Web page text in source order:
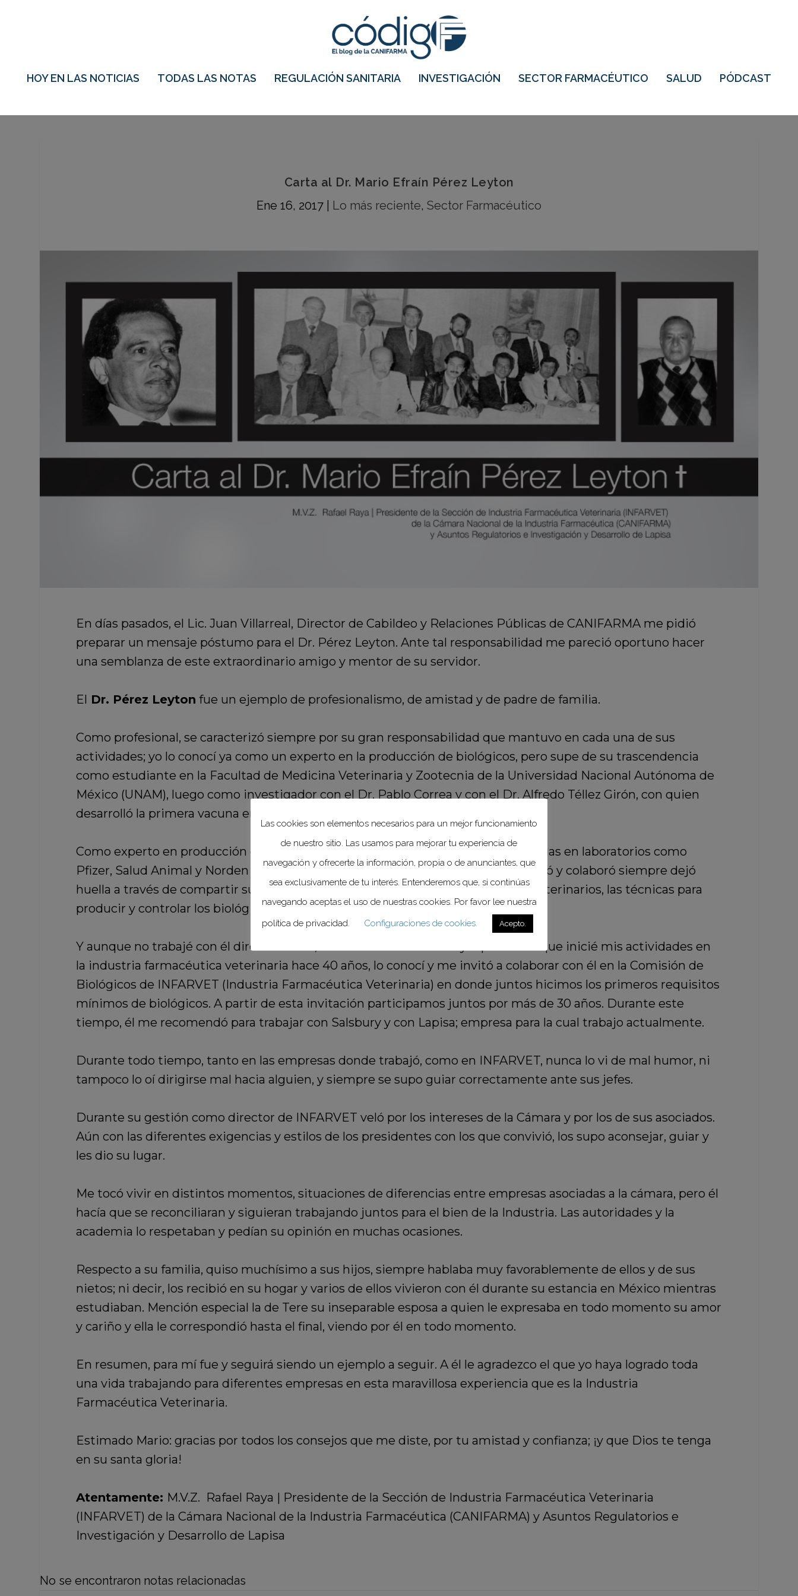
HOY EN LAS NOTICIAS TODAS LAS NOTAS REGULACIÓN SANITARIA INVESTIGACIÓN SECTOR FARMACÉUTICO SALUD PÓDCAST
Carta al Dr. Mario Efraín Pérez Leyton
Ene 16, 2017
Lo más reciente, Sector Farmacéutico
En días pasados, el Lic. Juan Villarreal, Director de Cabildeo y Relaciones Públicas de CANIFARMA me pidió
preparar un mensaje póstumo para el Dr. Pérez Leyton. Ante tal responsabilidad me pareció oportuno hacer
una semblanza de este extraordinario amigo y mentor de su servidor.
El Dr. Pérez Leyton fue un ejemplo de profesionalismo, de amistad y de padre de familia.
Como profesional, se caracterizó siempre por su gran responsabilidad que mantuvo en cada una de sus
actividades; yo lo conocí ya como un experto en la producción de biológicos, pero supe de su trascendencia
como estudiante en la Facultad de Medicina Veterinaria y Zootecnia de la Universidad Nacional Autónoma de
México (UNAM), luego como investigador con el Dr. Pablo Correa y con el Dr. Alfredo Téllez Girón, con quien
desarrolló la primera vacuna emulsionada de Newcastle.
Como experto en producción de biológicos, me tocó estar cerca de sus trayectorias en laboratorios como
Pfizer, Salud Animal y Norden Laboratorios; en diferentes empresas donde trabajó y colaboró siempre dejó
huella a través de compartir sus conocimientos enseñando a generaciones de veterinarios, las técnicas para
producir y controlar los biológicos veterinarios.
Y aunque no trabajé con él directamente, lo considero mi mentor ya que desde que inicié mis actividades en
la industria farmacéutica veterinaria hace 40 años, lo conocí y me invitó a colaborar con él en la Comisión de
Biológicos de INFARVET (Industria Farmacéutica Veterinaria) en donde juntos hicimos los primeros requisitos
mínimos de biológicos. A partir de esta invitación participamos juntos por más de 30 años. Durante este
tiempo, él me recomendó para trabajar con Salsbury y con Lapisa; empresa para la cual trabajo actualmente.
Durante todo tiempo, tanto en las empresas donde trabajó, como en INFARVET, nunca lo vi de mal humor, ni
tampoco lo oí dirigirse mal hacia alguien, y siempre se supo guiar correctamente ante sus jefes.
Durante su gestión como director de INFARVET veló por los intereses de la Cámara y por los de sus asociados.
Aún con las diferentes exigencias y estilos de los presidentes con los que convivió, los supo aconsejar, guiar y
les dio su lugar.
Me tocó vivir en distintos momentos, situaciones de diferencias entre empresas asociadas a la cámara, pero él
hacía que se reconciliaran y siguieran trabajando juntos para el bien de la Industria. Las autoridades y la
academia lo respetaban y pedían su opinión en muchas ocasiones.
Respecto a su familia, quiso muchísimo a sus hijos, siempre hablaba muy favorablemente de ellos y de sus
nietos; ni decir, los recibió en su hogar y varios de ellos vivieron con él durante su estancia en México mientras
estudiaban. Mención especial la de Tere su inseparable esposa a quien le expresaba en todo momento su amor
y cariño y ella le correspondió hasta el final, viendo por él en todo momento.
En resumen, para mí fue y seguirá siendo un ejemplo a seguir. A él le agradezco el que yo haya logrado toda
una vida trabajando para diferentes empresas en esta maravillosa experiencia que es la Industria
Farmacéutica Veterinaria.
Estimado Mario: gracias por todos los consejos que me diste, por tu amistad y confianza; ¡y que Dios te tenga
en su santa gloria!
Atentamente: M.V.Z. Rafael Raya | Presidente de la Sección de Industria Farmacéutica Veterinaria
(INFARVET) de la Cámara Nacional de la Industria Farmacéutica (CANIFARMA) y Asuntos Regulatorios e
Investigación y Desarrollo de Lapisa
No se encontraron notas relacionadas
Las cookies son elementos necesarios para un mejor funcionamiento
de nuestro sitio. Las usamos para mejorar tu experiencia de
navegación y ofrecerte la información, propia o de anunciantes, que
sea exclusivamente de tu interés. Entenderemos que, si continúas
navegando aceptas el uso de nuestras cookies. Por favor lee nuestra
política de privacidad.
Configuraciones de cookies. Acepto.